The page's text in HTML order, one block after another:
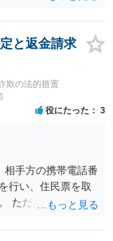
行く」という合意
こちらを重視すれ
いう結果の実現に
渡すべきといえる
者の合理的意思に
ると思います。 例
ことも無理からぬ
ナ席であれば隣り
ットが入手困難で
くるかもしれませ
特定興行入場券に
、本件の紛争は、
と返金請求
欺の法的措置
役にたった 3
相手方の携帯電話番
行い、住民票を取
ただ、他人名義の
できる可能性はあ